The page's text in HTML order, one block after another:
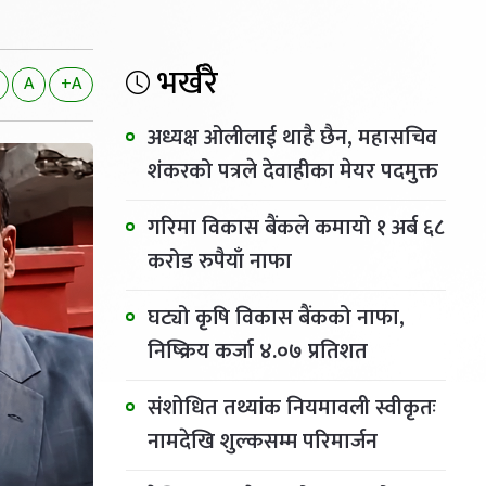
A +A भर्खरै
अध्यक्ष ओलीलाई थाहै छैन, महासचिव
शंकरको पत्रले देवाहीका मेयर पदमुक्त
गरिमा विकास बैंकले कमायो १ अर्ब ६८
करोड रुपैयाँ नाफा
घट्यो कृषि विकास बैंकको नाफा,
निष्क्रिय कर्जा ४.०७ प्रतिशत
संशोधित तथ्यांक नियमावली स्वीकृतः
नामदेखि शुल्कसम्म परिमार्जन